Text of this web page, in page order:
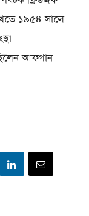
১৯৫৪ সালে
আফগান